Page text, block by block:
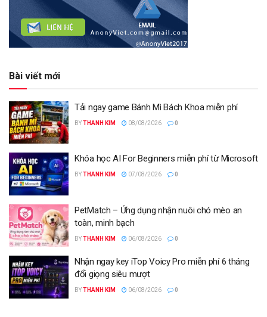
Bài viết mới
Tải ngay game Bánh Mì Bách Khoa miễn phí
BYTHANH KIM 08/08/2026 0
Khóa học AI For Beginners miễn phí từ Microsoft
BYTHANH KIM 07/08/2026 0
PetMatch – Ứng dụng nhận nuôi chó mèo an
toàn, minh bạch
BYTHANH KIM 06/08/2026 0
Nhận ngay key iTop Voicy Pro miễn phí 6 tháng
đổi giọng siêu mượt
BYTHANH KIM 06/08/2026 0